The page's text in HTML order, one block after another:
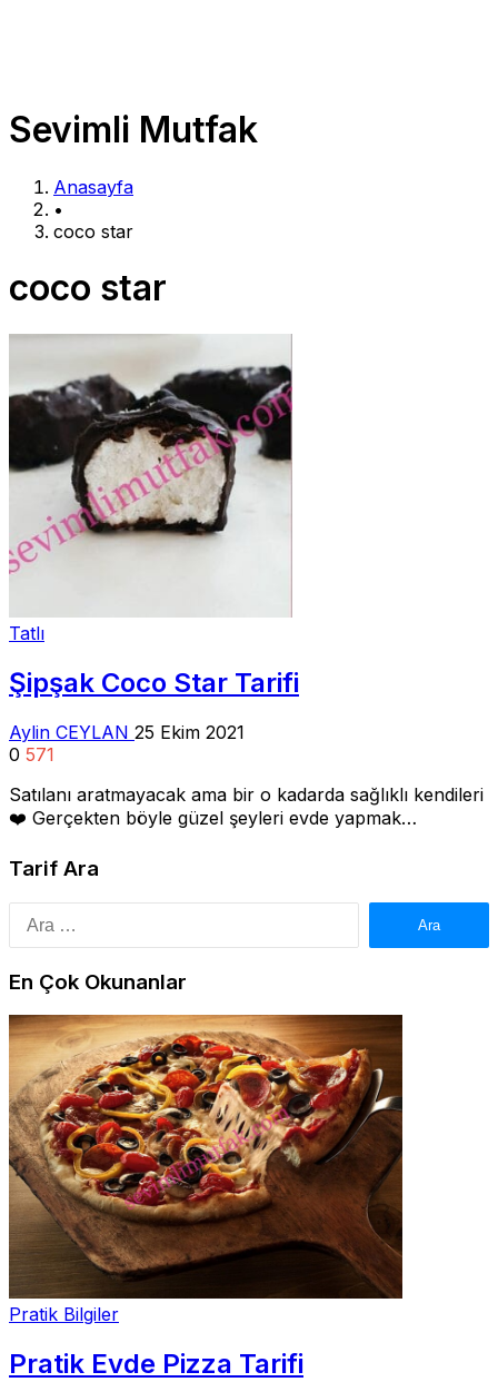
Sevimli Mutfak
Anasayfa
•
coco star
coco star
Tatlı
Şipşak Coco Star Tarifi
Aylin CEYLAN 25 Ekim 2021
0 571
Satılanı aratmayacak ama bir o kadarda sağlıklı kendileri
❤️ Gerçekten böyle güzel şeyleri evde yapmak…
Tarif Ara
En Çok Okunanlar
Pratik Bilgiler
Pratik Evde Pizza Tarifi